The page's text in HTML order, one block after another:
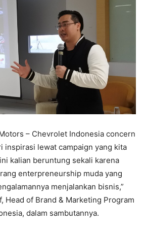
– Chevrolet Indonesia concern
inspirasi lewat campaign yang kita
kalian beruntung sekali karena
enterpreneurship muda yang
menjalankan bisnis,”
Head of Brand & Marketing Program
dalam sambutannya.